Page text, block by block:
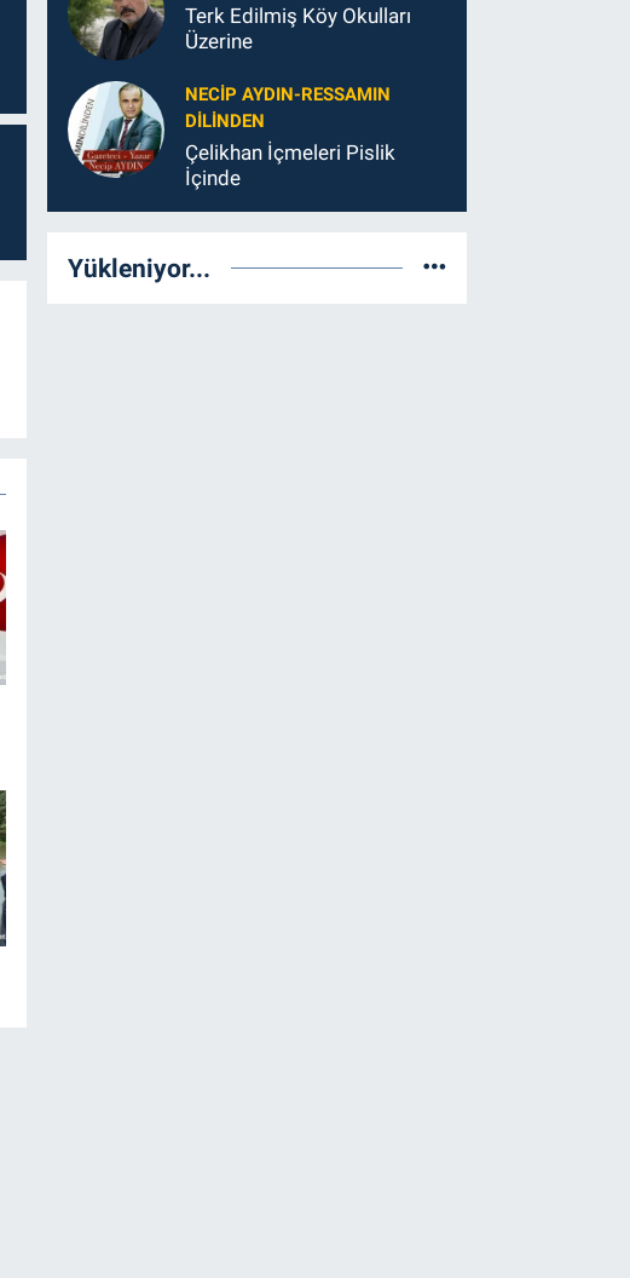
Terk Edilmiş Köy Okulları
Üzerine
NECIP AYDIN-RESSAMIN
DILINDEN
Çelikhan İçmeleri Pislik
İçinde
Yükleniyor...